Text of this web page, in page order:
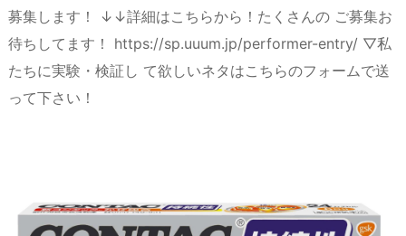
募集します！ ↓↓詳細はこちらから！たくさんの ご募集お
待ちしてます！ https://sp.uuum.jp/performer-entry/ ▽私
たちに実験・検証し て欲しいネタはこちらのフォームで送
って下さい！